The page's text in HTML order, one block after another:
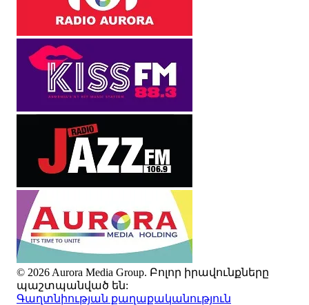
© 2026 Aurora Media Group. Բոլոր իրավունքները
պաշտպանված են:
Գաղտնիության քաղաքականություն